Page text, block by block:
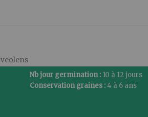
Nb jour germination :10 à 12 jours
Conservation graines :4 à 6 ans